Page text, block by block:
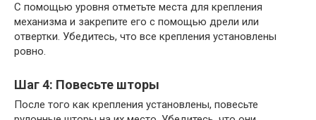
С помощью уровня отметьте места для крепления
механизма и закрепите его с помощью дрели или
отвертки. Убедитесь, что все крепления установлены
ровно.
Шаг 4: Повесьте шторы
После того как крепления установлены, повесьте